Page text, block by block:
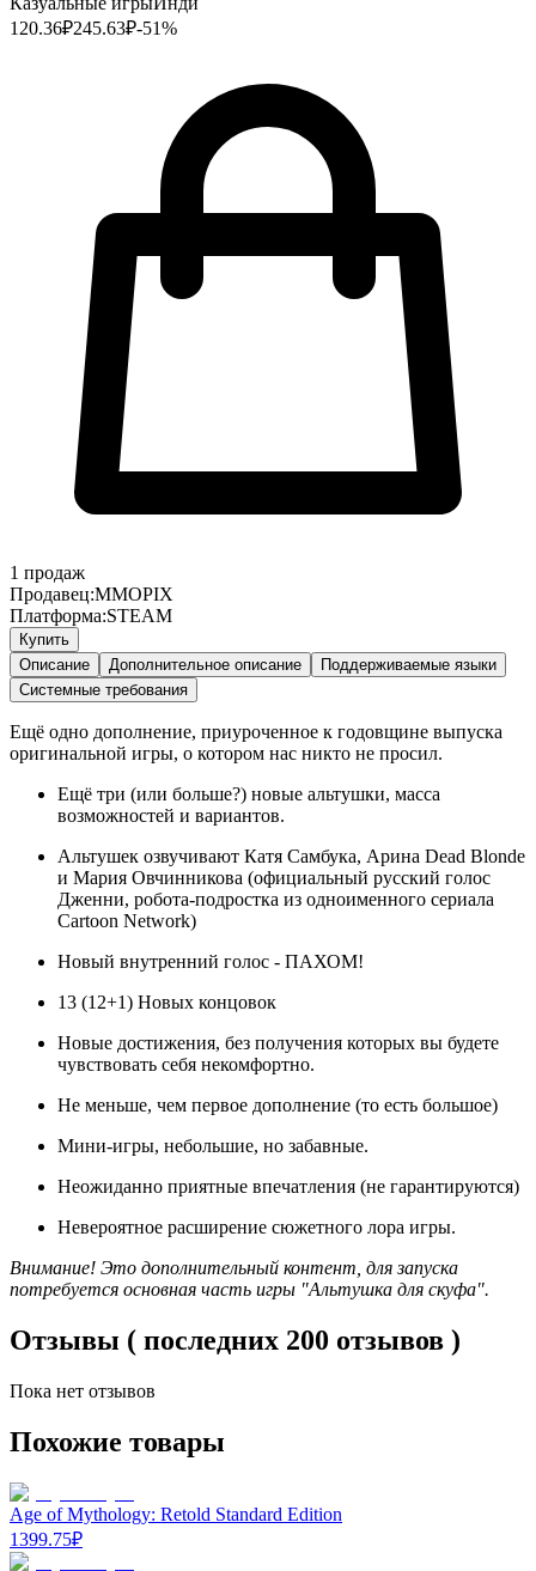
120.36₽245.63₽-51%
1 продаж
Продавец:MMOPIX
Платформа:STEAM
Купить
Описание
Дополнительное описание
Поддерживаемые языки
Системные требования
Ещё одно дополнение, приуроченное к годовщине выпуска
оригинальной игры, о котором нас никто не просил.
Ещё три (или больше?) новые альтушки, масса
возможностей и вариантов.
Альтушек озвучивают Катя Самбука, Арина Dead Blonde
и Мария Овчинникова (официальный русский голос
Дженни, робота-подростка из одноименного сериала
Cartoon Network)
Новый внутренний голос - ПАХОМ!
13 (12+1) Новых концовок
Новые достижения, без получения которых вы будете
чувствовать себя некомфортно.
Не меньше, чем первое дополнение (то есть большое)
Мини-игры, небольшие, но забавные.
Неожиданно приятные впечатления (не гарантируются)
Невероятное расширение сюжетного лора игры.
Внимание! Это дополнительный контент, для запуска
потребуется основная часть игры "Альтушка для скуфа".
Отзывы ( последних 200 отзывов )
Пока нет отзывов
Похожие товары
Age of Mythology: Retold Standard Edition
1399.75₽